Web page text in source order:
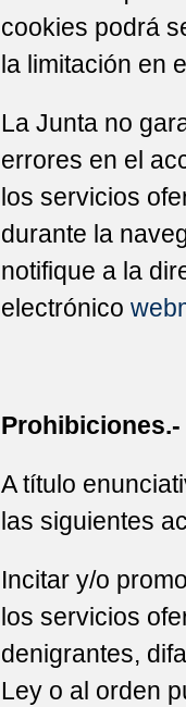
cookies podrá
la limitación en
La Junta no
errores en el
los servicios
durante la
notifique a la
electrónico
Prohibiciones.-
A título
las siguientes
Incitar y/o
los servicios
denigrantes,
Ley o al orden